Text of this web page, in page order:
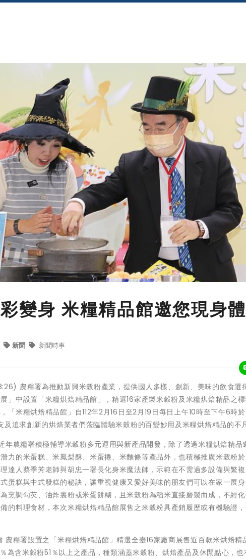
變身 米糧精品館邀您現身
新聞 新聞時事
農糧署為推動新興米穀粉產業，提供國人多樣、創新、美味的飲食選
」中設置「米糧烘焙精品館」，精選16家產製米穀粉及米糧烘焙精品之
「米糧烘焙精品館」自112年2月16日至2月19日每日上午10時至下午6時
追求創新的烘焙業者們蒞臨體驗米穀粉的百變妙用及米糧烘焙精品的不
年農糧署積極輔導米穀粉多元運用與新產品開發，除了透過米糧烘焙精品
力的米蛋糕、米鳳梨酥、米蛋捲、米麵條等產品外，也積極推廣米穀粉
達人蔡季芳老師與胡忠一署長化身米魔法師，示範在不需過多設備與繁
蛋糕與中式發糕的秘訣，讓重視健康又愛好美味的朋友們可以在家一展
烹調勾芡、油炸裏粉或米蛋餅糊，且米穀粉為稻米直接磨製而成，不經
的料理食材，本次米糧烘焙精品館展售之米穀粉具產銷履歷或有機驗證
農糧署設置之「米糧烘焙精品館」精選全臺16家廠商展售近百款米烘焙精
為含米穀粉51％以上之產品，種類涵蓋米穀粉、烘焙產品及休閒點心，